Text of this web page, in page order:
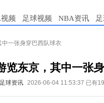
频 足球视频 NBA资讯
一张身穿巴西队球衣
览东京，其中一张
足球资讯 2026-06-04 11:53:37 已有